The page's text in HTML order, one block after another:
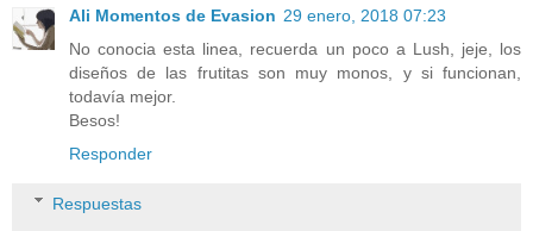
Ali Momentos de Evasion 29 enero, 2018 07:23
No conocia esta linea, recuerda un poco a Lush, jeje, los
diseños de las frutitas son muy monos, y si funcionan,
todavía mejor.
Besos!
Responder
Respuestas